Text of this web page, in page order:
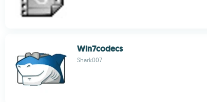
Win7codecs
Shark007